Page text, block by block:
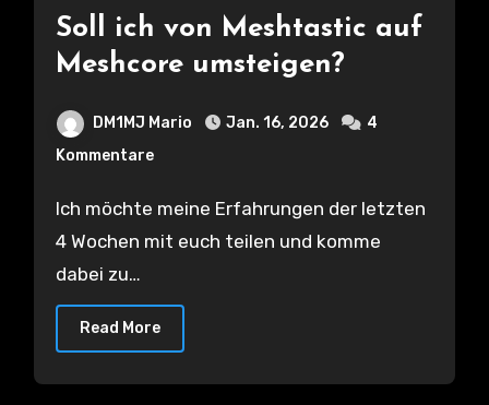
Soll ich von Meshtastic auf
Meshcore umsteigen?
DM1MJ Mario Jan. 16, 2026
4
Kommentare
Ich möchte meine Erfahrungen der letzten
4 Wochen mit euch teilen und komme
dabei zu…
Read More